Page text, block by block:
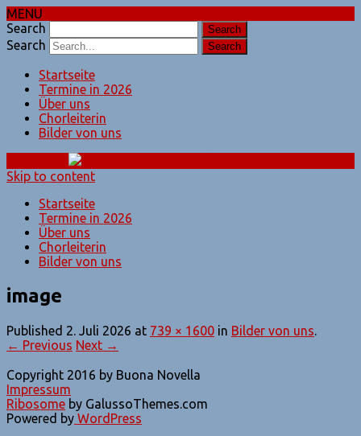
MENU
Search
Search
Startseite
Termine in 2026
Über uns
Chorleiterin
Bilder von uns
Skip to content
Startseite
Termine in 2026
Über uns
Chorleiterin
Bilder von uns
image
Published 2. Juli 2026 at 739 × 1600 in Bilder von uns.
← Previous Next →
Copyright 2016 by Buona Novella
Impressum
Ribosome by GalussoThemes.com
Powered by WordPress